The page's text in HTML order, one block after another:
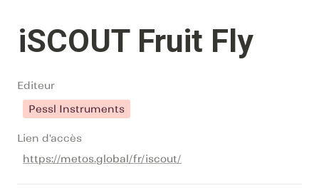
iSCOUT Fruit Fly
Editeur
Pessl Instruments
Lien d'accès
https://metos.global/fr/iscout/